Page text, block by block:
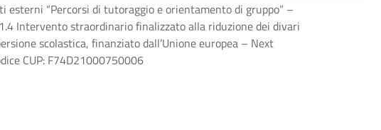
“Percorsi di tutoraggio e orientamento di gruppo” –
Intervento straordinario finalizzato alla riduzione dei divari
scolastica, finanziato dall’Unione europea – Next
CUP: F74D21000750006